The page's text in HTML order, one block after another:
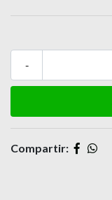
-
Compartir: